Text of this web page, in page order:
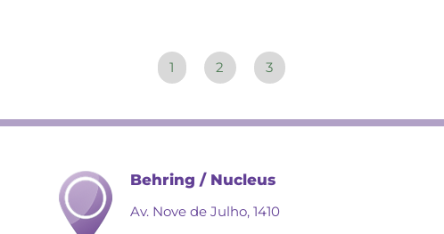
1 2 3
Behring / Nucleus
Av. Nove de Julho, 1410